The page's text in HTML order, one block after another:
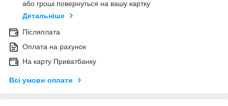
або гроші повернуться на вашу картку
Детальніше
Післяплата
Оплата на рахунок
На карту Приватбанку
Всі умови оплати